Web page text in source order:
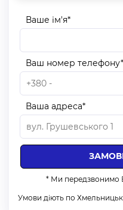
Ваше ім'я*
Ваш номер телефону*
Ваша адреса*
* Ми передзвонимо
Умови діють по